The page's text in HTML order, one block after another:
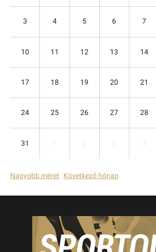
3 4 5 6 7
10 11 12 13 14
17 18 19 20 21
24 25 26 27 28
31
Nagyobb méret Következő hónap